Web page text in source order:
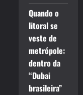
Quando o
litoral se
veste de
metrópole:
dentro da
“Dubai
brasileira”